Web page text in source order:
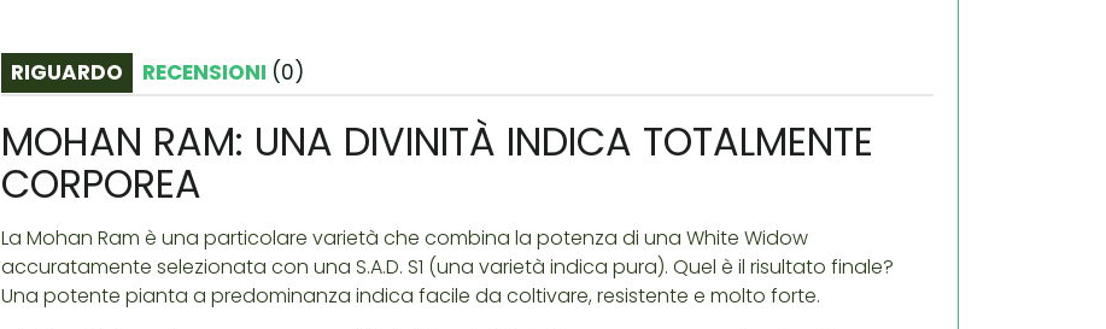
RIGUARDO RECENSIONI (0)
MOHAN RAM: UNA DIVINITÀ INDICA TOTALMENTE
CORPOREA
La Mohan Ram è una particolare varietà che combina la potenza di una White Widow
accuratamente selezionata con una S.A.D. S1 (una varietà indica pura). Quel è il risultato finale?
Una potente pianta a predominanza indica facile da coltivare, resistente e molto forte.